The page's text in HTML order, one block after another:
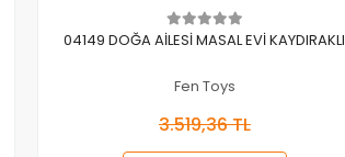
Sepete Ekle
04149 DOĞA AİLESİ MASAL EVİ KAYDIRAKLI
Fen Toys
3.519,36 TL